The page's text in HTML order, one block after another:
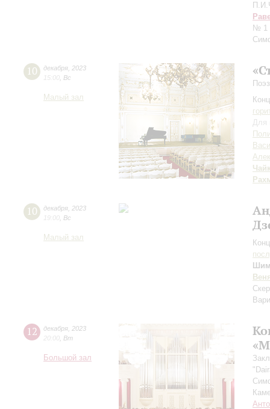
№ 1
10 декабря 2023
15:00 Вс
Малый зал
Для
10 декабря 2023
19:00 Вс
Малый зал
12 декабря 2023
20:00 Вт
Большой зал